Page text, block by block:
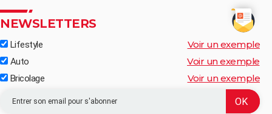
NEWSLETTERS
Lifestyle Voir un exemple
Auto Voir un exemple
Bricolage Voir un exemple